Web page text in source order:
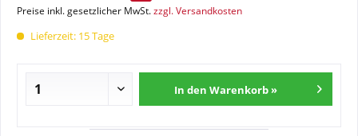
Preise inkl. gesetzlicher MwSt.zzgl. Versandkosten
Lieferzeit: 15 Tage
In den Warenkorb »